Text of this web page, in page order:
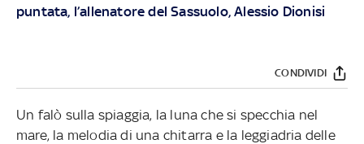
puntata, l’allenatore del Sassuolo, Alessio Dionisi
CONDIVIDI
Un falò sulla spiaggia, la luna che si specchia nel
mare, la melodia di una chitarra e la leggiadria delle